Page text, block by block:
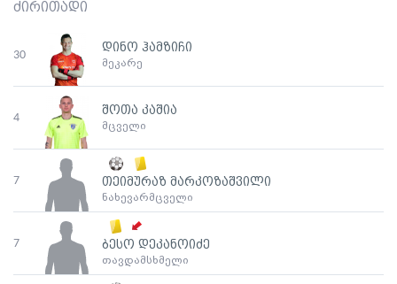
ძირითადი
30
დინო ჰამზიჩი
მეკარე
4
შოთა კაშია
მცველი
7 თეიმურაზ მარკოზაშვილი
ნახევარმცველი
7 ბესო დეკანოიძე
თავდამსხმელი